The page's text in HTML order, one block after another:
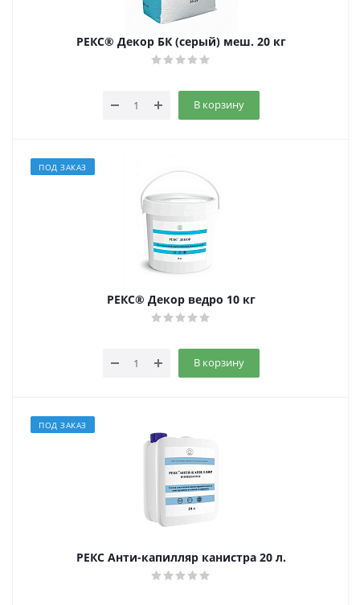
РЕКС® Декор БК (серый) меш. 20 кг
В корзину
ПОД ЗАКАЗ
РЕКС® Декор ведро 10 кг
В корзину
ПОД ЗАКАЗ
РЕКС Анти-капилляр канистра 20 л.